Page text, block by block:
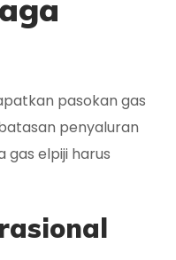
pasokan gas
penyaluran
elpiji harus